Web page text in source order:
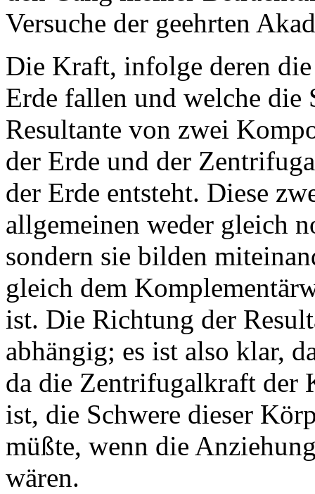
Versuche der geehrten
Die Kraft, infolge deren
Erde fallen und welche die
Resultante von zwei
der Erde und der
der Erde entsteht. Diese
allgemeinen weder gleich
sondern sie bilden
gleich dem
ist. Die Richtung der
abhängig; es ist also klar,
da die Zentrifugalkraft der
ist, die Schwere dieser
müßte, wenn die
wären.